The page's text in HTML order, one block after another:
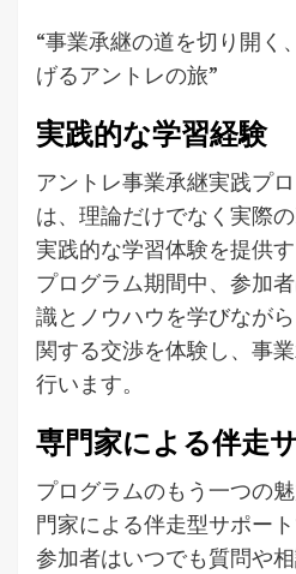
“事業承継の道を切り開く
げるアントレの旅”
実践的な学習経験
アントレ事業承継実践プ
は、理論だけでなく実際
実践的な学習体験を提供
プログラム期間中、参加
識とノウハウを学びなが
関する交渉を体験し、事
行います。
専門家による伴走
プログラムのもう一つの
門家による伴走型サポー
参加者はいつでも質問や